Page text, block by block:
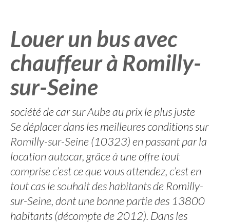
Louer un bus avec
chauffeur à Romilly-
sur-Seine
société de car sur Aube au prix le plus juste
Se déplacer dans les meilleures conditions sur
Romilly-sur-Seine (10323) en passant par la
location autocar, grâce à une offre tout
comprise c’est ce que vous attendez, c’est en
tout cas le souhait des habitants de Romilly-
sur-Seine, dont une bonne partie des 13800
habitants (décompte de 2012). Dans les